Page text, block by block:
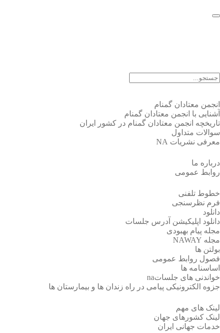
انجمن معتادان گمنام
آشنایی با انجمن معتادان گمنام
تاریخچه انجمن معتادان گمنام در کشور ایران
سوالات متداول
معرفی نشریات NA
درباره ما
روابط عمومی
خطوط تلفنی
فرم نظرسنجی
دانلود
دانلود اپلیکیشن آدرس جلسات
مجله پیام بهبودی
مجله NAWAY
بولتن ها
فصول روابط عمومی
اساسنامه ها
خواندنی های جلساتna
جزوه الکترونیکی پیامی در راه زندان ها و بیمارستان ها
لینک های مهم
لینک کشورهای جهان
خدمات جهانی ایران